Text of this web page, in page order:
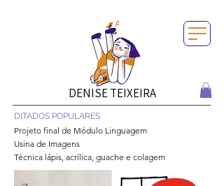
DENISE TEIXEIRA
DITADOS POPULARES
Projeto final de Módulo Linguagem
Usina de Imagens
Técnica lápis, acrílica, guache e colagem